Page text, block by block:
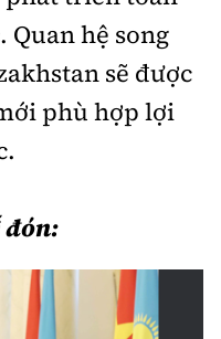
hệ song
sẽ được
phù hợp lợi